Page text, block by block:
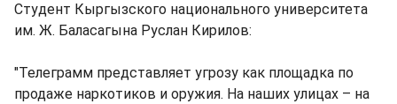
Студент Кыргызского национального университета
им. Ж. Баласагына Руслан Кирилов:
"Телеграмм представляет угрозу как площадка по
продаже наркотиков и оружия. На наших улицах – на